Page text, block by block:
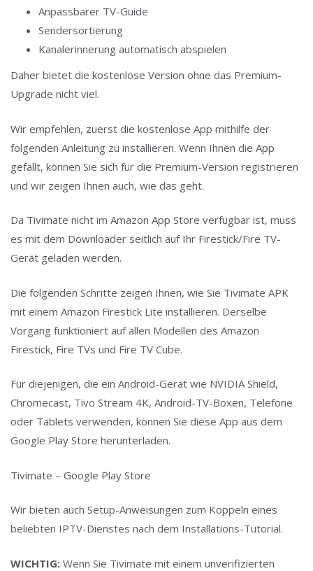
Anpassbarer TV-Guide
Sendersortierung
Kanalerinnerung automatisch abspielen
Daher bietet die kostenlose Version ohne das Premium-
Upgrade nicht viel.
Wir empfehlen, zuerst die kostenlose App mithilfe der
folgenden Anleitung zu installieren. Wenn Ihnen die App
gefällt, können Sie sich für die Premium-Version registrieren
und wir zeigen Ihnen auch, wie das geht.
Da Tivimate nicht im Amazon App Store verfügbar ist, muss
es mit dem Downloader seitlich auf Ihr Firestick/Fire TV-
Gerät geladen werden.
Die folgenden Schritte zeigen Ihnen, wie Sie Tivimate APK
mit einem Amazon Firestick Lite installieren. Derselbe
Vorgang funktioniert auf allen Modellen des Amazon
Firestick, Fire TVs und Fire TV Cube.
Für diejenigen, die ein Android-Gerät wie NVIDIA Shield,
Chromecast, Tivo Stream 4K, Android-TV-Boxen, Telefone
oder Tablets verwenden, können Sie diese App aus dem
Google Play Store herunterladen.
Tivimate – Google Play Store
Wir bieten auch Setup-Anweisungen zum Koppeln eines
beliebten IPTV-Dienstes nach dem Installations-Tutorial.
WICHTIG: Wenn Sie Tivimate mit einem unverifizierten